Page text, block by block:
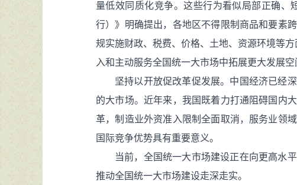
量低效同质化竞争。这些行为看似局部正确
行）》明确提出，各地区不得限制商品和要素
规实施财政、税费、价格、土地、资源环境等
入和主动服务全国统一大市场中拓展更大发展空
坚持以开放促改革促发展。中国经济已经
的大市场。近年来，我国既着力打通阻碍国内
革，制造业外资准入限制全面取消，服务业领
国际竞争优势具有重要意义。
当前，全国统一大市场建设正在向更高水
推动全国统一大市场建设走深走实。